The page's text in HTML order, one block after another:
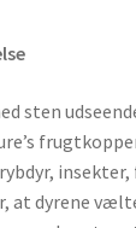
sten
insekter,
at dyrene